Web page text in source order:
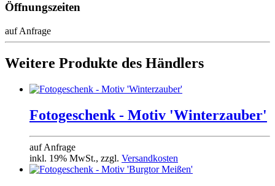
Öffnungszeiten
auf Anfrage
Weitere Produkte des Händlers
Fotogeschenk - Motiv 'Winterzauber'
auf Anfrage
inkl. 19% MwSt., zzgl. Versandkosten